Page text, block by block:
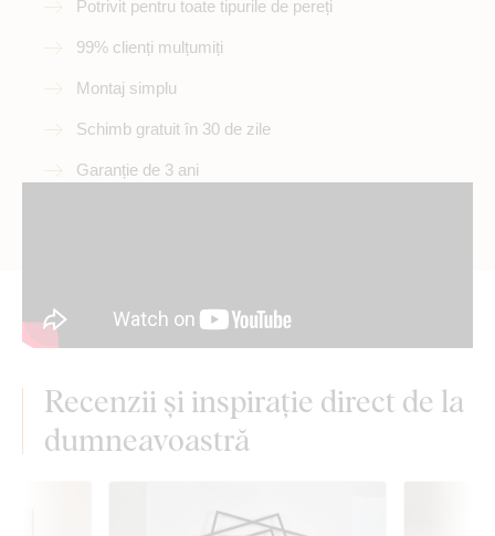
Potrivit pentru toate tipurile de pereți
99% clienți mulțumiți
Montaj simplu
Schimb gratuit în 30 de zile
Garanție de 3 ani
Recenzii și inspirație direct de la
dumneavoastră